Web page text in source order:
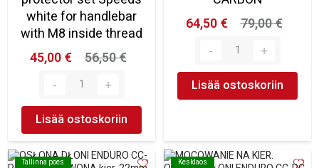
white for handlebar
with M8 inside thread
45,00 €
56,50 €
Lisää ostoskoriin
64,50 €
79,00 €
Lisää ostoskoriin
Tallinna poes
Tallinna poes Kesklaos
Kesklaos